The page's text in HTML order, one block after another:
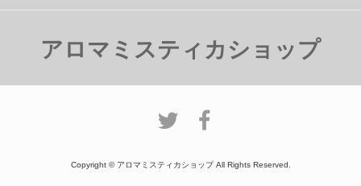
アロマミスティカショップ
Copyright © アロマミスティカショップ All Rights Reserved.